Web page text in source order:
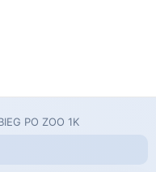
PO ZOO 1K